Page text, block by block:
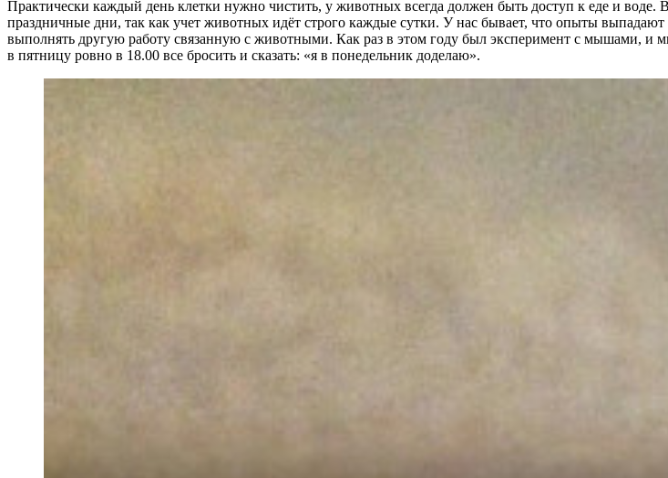
Практически каждый день клетки нужно чистить, у животных всегда должен быть доступ к еде и
праздничные дни, так как учет животных идёт строго каждые сутки. У нас бывает, что опыты
выполнять другую работу связанную с животными. Как раз в этом году был эксперимент с мышами, и
в пятницу ровно в 18.00 все бросить и сказать: «я в понедельник доделаю».